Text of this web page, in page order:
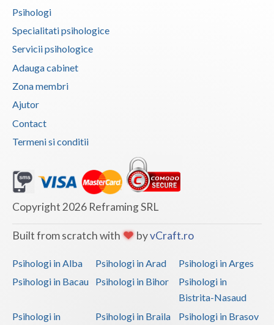
Prahova
Salaj
Satu-Mare
Suceava
Teleorman
Tulcea
Valcea
Vaslui
Psihologi
Specialitati psihologice
Servicii psihologice
Adauga cabinet
Zona membri
Ajutor
Contact
Termeni si conditii
Copyright 2026 Reframing SRL
Built from scratch with byvCraft.ro
Psihologi in Alba Psihologi in Arad
Psihologi in Arges
Psihologi in Bacau
Psihologi in Bihor
Psihologi in
Bistrita-Nasaud
Psihologi in
Psihologi in Braila
Psihologi in Brasov